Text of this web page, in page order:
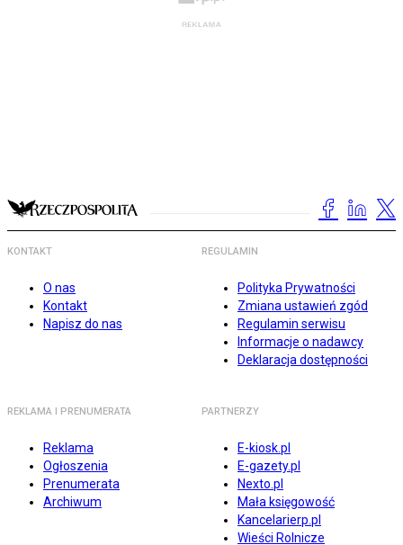
KONTAKT
O nas
Kontakt
Napisz do nas
REGULAMIN
Polityka Prywatności
Zmiana ustawień zgód
Regulamin serwisu
Informacje o nadawcy
Deklaracja dostępności
REKLAMA I PRENUMERATA
Reklama
Ogłoszenia
Prenumerata
Archiwum
PARTNERZY
E-kiosk.pl
E-gazety.pl
Nexto.pl
Mała księgowość
Kancelarierp.pl
Wieści Rolnicze